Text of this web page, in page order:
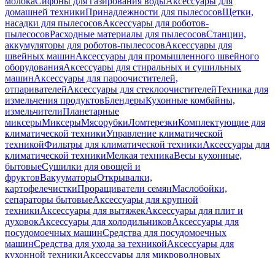
домашней техникиПринадлежности для пылесосовЩетки,
насадки для пылесосовАксессуары для роботов-
пылесосовРасходные материалы для пылесосовСтанции,
аккумуляторы для роботов-пылесосовАксессуары для
швейных машинАксессуары для промышленного швейного
оборудованияАксессуары для стиральных и сушильных
машинАксессуары для пароочистителей,
отпаривателейАксессуары для стеклоочистителейТехника для
измельчения продуктовБлендерыКухонные комбайны,
измельчителиПланетарные
миксерыМиксерыМясорубкиЛомтерезкиКомплектующие для
климатической техникиУправление климатической
техникойФильтры для климатической техникиАксессуары для
климатической техникиМелкая техникаВесы кухонные,
бытовыеСушилки для овощей и
фруктовВакууматорыОткрывалки,
картофелечисткиПроращиватели семянМаслобойки,
сепараторы бытовыеАксессуары для крупной
техникиАксессуары для вытяжекАксессуары для плит и
духовокАксессуары для холодильниковАксессуары для
посудомоечных машинСредства для посудомоечных
машинСредства для ухода за техникойАксессуары для
кухонной техникиАксессуары для микроволновых